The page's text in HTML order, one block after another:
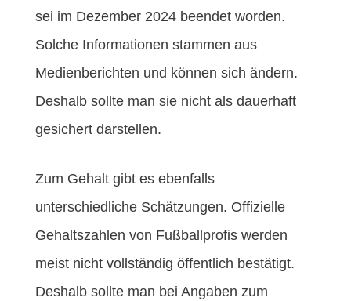
sei im Dezember 2024 beendet worden.
Solche Informationen stammen aus
Medienberichten und können sich ändern.
Deshalb sollte man sie nicht als dauerhaft
gesichert darstellen.
Zum Gehalt gibt es ebenfalls
unterschiedliche Schätzungen. Offizielle
Gehaltszahlen von Fußballprofis werden
meist nicht vollständig öffentlich bestätigt.
Deshalb sollte man bei Angaben zum